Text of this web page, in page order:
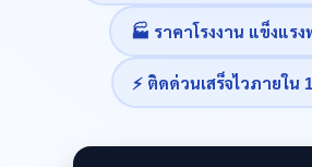
🏭 ราคาโรงงาน แข็งแร
⚡ ติดด่วนเสร็จไวภายใน